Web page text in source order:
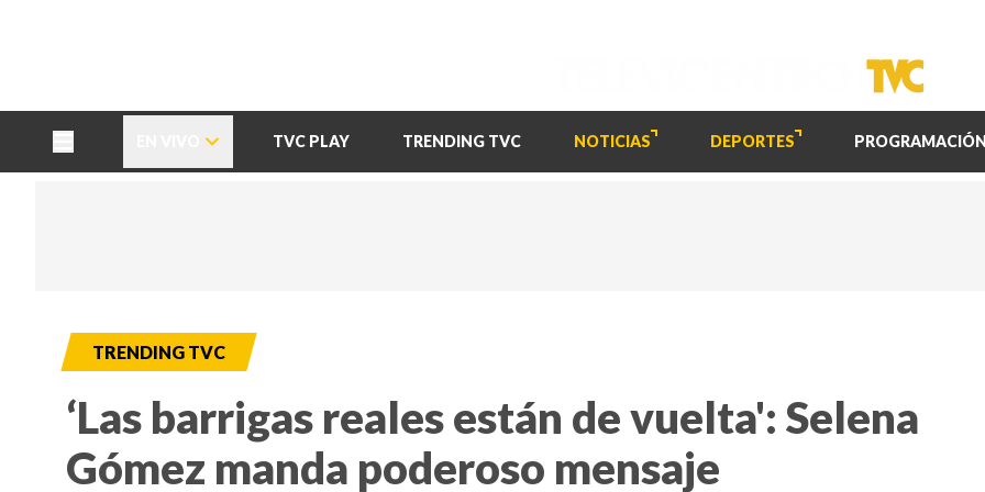
TVC PLAY TRENDING TVC NOTICIAS DEPORTES PROGRAMACIÓN
TRENDING TVC
‘Las barrigas reales están de vuelta': Selena
Gómez manda poderoso mensaje